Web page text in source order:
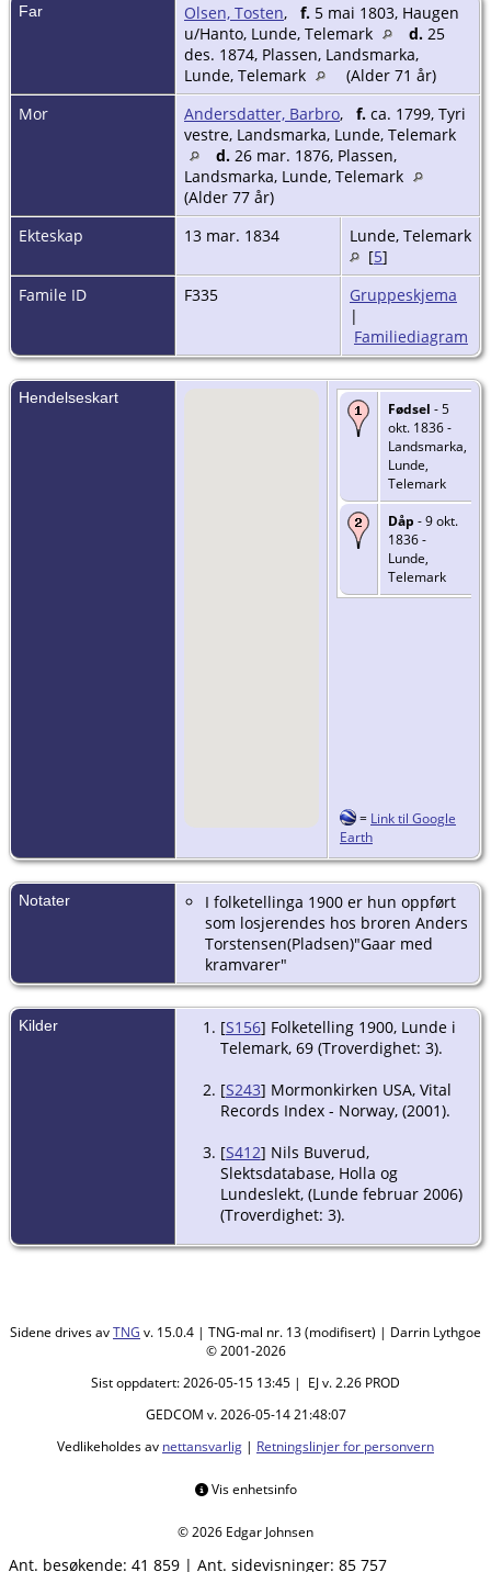
Far Olsen, Tosten, f. 5 mai 1803, Haugen
u/Hanto, Lunde, Telemark
d. 25
des. 1874, Plassen, Landsmarka,
Lunde, Telemark
(Alder 71 år)
Mor
Andersdatter, Barbro, f. ca. 1799, Tyri
vestre, Landsmarka, Lunde, Telemark
d. 26 mar. 1876, Plassen,
Landsmarka, Lunde, Telemark
(Alder 77 år)
Ekteskap
13 mar. 1834
Lunde, Telemark
[5]
Famile ID
F335
Gruppeskjema
|
Familiediagram
Hendelseskart
Fødsel - 5
okt. 1836 -
Landsmarka,
Lunde,
Telemark
Dåp - 9 okt.
1836 -
Lunde,
Telemark
= Link til Google
Earth
Notater
I folketellinga 1900 er hun oppført
som losjerendes hos broren Anders
Torstensen(Pladsen)"Gaar med
kramvarer"
Kilder [S156] Folketelling 1900, Lunde i
Telemark, 69 (Troverdighet: 3).
[S243] Mormonkirken USA, Vital
Records Index - Norway, (2001).
[S412] Nils Buverud,
Slektsdatabase, Holla og
Lundeslekt, (Lunde februar 2006)
(Troverdighet: 3).
[S409] Ministerialbok, Bø nr. 7,
[S409] Ministerialbok, Bø nr. 7,
1831-1848, Bø i Telemark, s.253
(Troverdighet: 3).
Sidene drives avTNG v. 15.0.4 | TNG-mal nr. 13 (modifisert) | Darrin Lythgoe
© 2001-2026
Sist oppdatert: 2026-05-15 13:45 | EJ v. 2.26 PROD
GEDCOM v. 2026-05-14 21:48:07
Vedlikeholdes av nettansvarlig | Retningslinjer for personvern
Vis enhetsinfo
© 2026 Edgar Johnsen
Ant. besøkende: 41 859 | Ant. sidevisninger: 85 757